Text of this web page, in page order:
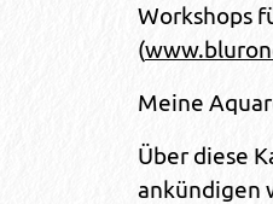
Workshops
(
Meine
Über diese
ankündigen